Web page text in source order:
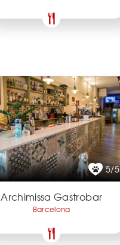
5/5
Archimissa Gastrobar
Barcelona